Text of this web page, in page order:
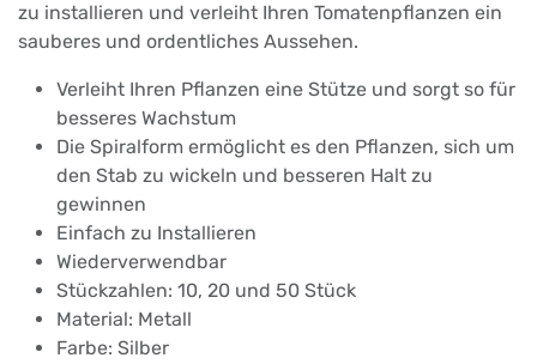
zu installieren und verleiht Ihren Tomatenpflanzen ein
sauberes und ordentliches Aussehen.
Verleiht Ihren Pflanzen eine Stütze und sorgt so für
besseres Wachstum
Die Spiralform ermöglicht es den Pflanzen, sich um
den Stab zu wickeln und besseren Halt zu
gewinnen
Einfach zu Installieren
Wiederverwendbar
Stückzahlen: 10, 20 und 50 Stück
Material: Metall
Farbe: Silber